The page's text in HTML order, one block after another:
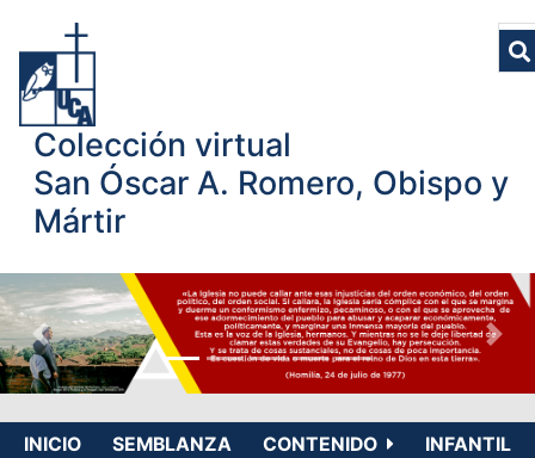
Colección virtual
San Óscar A. Romero, Obispo y
Mártir
INICIO SEMBLANZA CONTENIDO
INFANTIL